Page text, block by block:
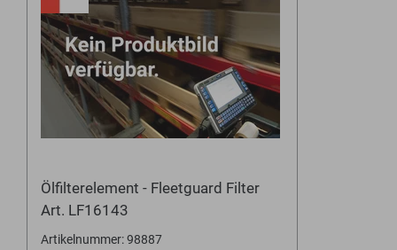
Ölfilterelement - Fleetguard Filter
Art. LF16143
Artikelnummer: 98887